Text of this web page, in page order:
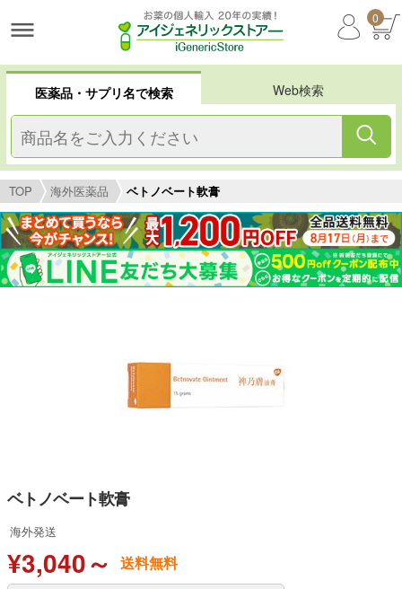
0
医薬品・サプリ名で検索 Web検索
TOP 海外医薬品 ベトノベート軟膏
ベトノベート軟膏
海外発送
¥3,040～ 送料無料